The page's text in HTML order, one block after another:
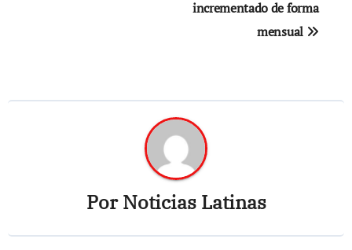
incrementado de forma
mensual
PorNoticias Latinas